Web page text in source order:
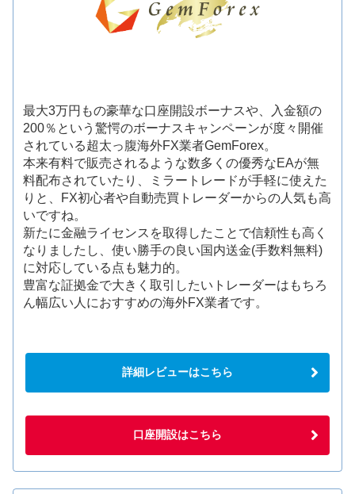
最大3万円もの豪華な口座開設ボーナスや、入金額の
200％という驚愕のボーナスキャンペーンが度々開催
されている超太っ腹海外FX業者GemForex。
本来有料で販売されるような数多くの優秀なEAが無
料配布されていたり、ミラートレードが手軽に使えた
りと、FX初心者や自動売買トレーダーからの人気も高
いですね。
新たに金融ライセンスを取得したことで信頼性も高く
なりましたし、使い勝手の良い国内送金(手数料無料)
に対応している点も魅力的。
豊富な証拠金で大きく取引したいトレーダーはもちろ
ん幅広い人におすすめの海外FX業者です。
詳細レビューはこちら
口座開設はこちら